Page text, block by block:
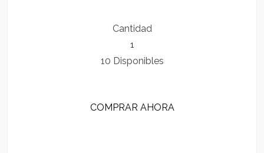
Cantidad
10 Disponibles
COMPRAR AHORA